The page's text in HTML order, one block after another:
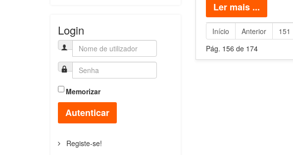
Login
Memorizar
Autenticar
Registe-se!
Ler mais ...
Início Anterior 151
Pág. 156 de 174